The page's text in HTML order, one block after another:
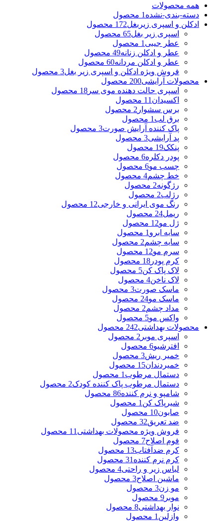
همه محصولات
دسته-بندی-نشده 1 محصول
ادکلن و اسپری زیربغل172 محصول
اسپری زیر بغل65 محصول
عطر جیبی 1 محصول
عطر و ادکلن زنانه49 محصول
عطر و ادکلن مردانه60 محصول
فروش ویژه ادکلن و اسپری زیر بغل3 محصول
محصولات آرایشی200 محصول
اسپری حالت دهنده موی سر 18 محصول
اکسیدان 11 محصول
برس سشوار 2 محصول
برق لب 1 محصول
پاک کننده آرایش صورت3 محصول
پد آرایشی3 محصول
پنکک19 محصول
پودر دکلره6 محصول
چسب مو6 محصول
خط چشم4 محصول
رژگونه2 محصول
رژلب2 محصول
رنگ موی ایرانی و خارجی12 محصول
ریمل24 محصول
ژل مو12 محصول
سایه ابرو 1 محصول
سایه چشم2 محصول
سرم مو12 محصول
کرم پودر 18 محصول
لاک پاک کن5 محصول
لاک ناخن4 محصول
ماسک صورت3 محصول
ماسک مو24 محصول
مداد چشم2 محصول
واکس مو5 محصول
محصولات بهداشتی242 محصول
اسپری موبر 2 محصول
افترشیو6 محصول
خمیر ریش3 محصول
خمیردندان15 محصول
دستمال مرطوب 1 محصول
دستمال مرطوب پاک کننده کودک2 محصول
شامپو و نرم کننده86 محصول
شیرپاک کن 1 محصول
صابون10 محصول
ضد تعریق32 محصول
فروش ویژه محصولات بهداشتی 11 محصول
فوم اصلاح7 محصول
کرم ضدآفتاب13 محصول
کرم نرم کننده 31 محصول
لباس زیر و راحتی4 محصول
ماشین اصلاح3 محصول
مو زن3 محصول
موبر 9 محصول
نوار بهداشتی8 محصول
وازلین 1 محصول